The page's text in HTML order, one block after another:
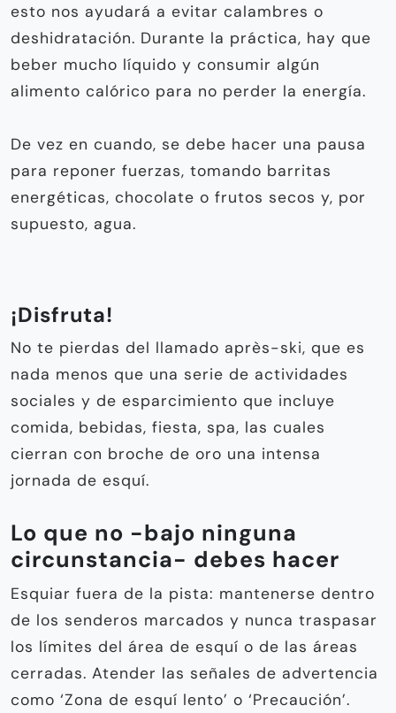
esto nos ayudará a evitar calambres o
deshidratación. Durante la práctica, hay que
beber mucho líquido y consumir algún
alimento calórico para no perder la energía.
De vez en cuando, se debe hacer una pausa
para reponer fuerzas, tomando barritas
energéticas, chocolate o frutos secos y, por
supuesto, agua.
¡Disfruta!
No te pierdas del llamado après-ski, que es
nada menos que una serie de actividades
sociales y de esparcimiento que incluye
comida, bebidas, fiesta, spa, las cuales
cierran con broche de oro una intensa
jornada de esquí.
Lo que no -bajo ninguna
circunstancia- debes hacer
Esquiar fuera de la pista: mantenerse dentro
de los senderos marcados y nunca traspasar
los límites del área de esquí o de las áreas
cerradas. Atender las señales de advertencia
como ‘Zona de esquí lento’ o ‘Precaución’.